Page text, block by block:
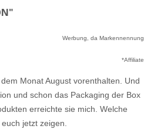
Werbung, da Markennennung
*Affiliate
Monat August vorenthalten. Und
und schon das Packaging der Box
erreichte sie mich. Welche
jetzt zeigen.